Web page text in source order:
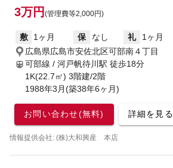
3万円 (管理費等2,000円)
敷 1ヶ月 保 なし 礼
1ヶ月
広島県広島市安佐北区可部南４丁目
可部線 / 河戸帆待川駅 徒歩18分
1K(22.7㎡) 3階建/2階
1988年3月(築38年6ヶ月)
お問い合わせ(無料) 詳細を見る
情報提供会社: (株)大和興産 本店